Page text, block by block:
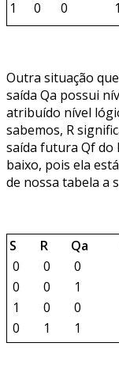
1 0 0 1
Outra situação
saída Qa possui
atribuído nível
sabemos, R
saída futura Qf do
baixo, pois ela
de nossa tabela a
S R Qa
0
0 0
0
0 1
1
0 0
0
1 1